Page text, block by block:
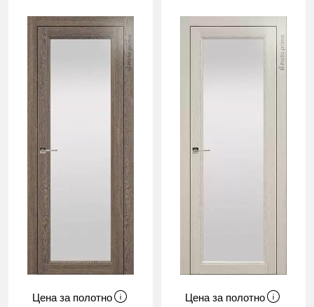
Цена за полотно Цена за полотно